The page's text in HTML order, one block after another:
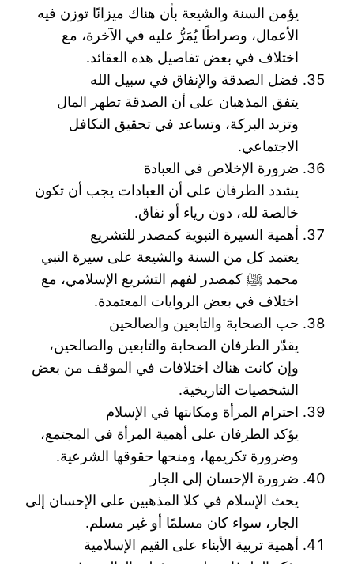
يؤمن السنة والشيعة بأن هناك ميزانًا توزن فيه
الأعمال، وصراطًا يُمَرُّ عليه في الآخرة، مع
اختلاف في بعض تفاصيل هذه العقائد.
فضل الصدقة والإنفاق في سبيل الله
يتفق المذهبان على أن الصدقة تطهر المال
وتزيد البركة، وتساعد في تحقيق التكافل
الاجتماعي.
ضرورة الإخلاص في العبادة
يشدد الطرفان على أن العبادات يجب أن تكون
خالصة لله، دون رياء أو نفاق.
أهمية السيرة النبوية كمصدر للتشريع
يعتمد كل من السنة والشيعة على سيرة النبي
محمد ﷺ كمصدر لفهم التشريع الإسلامي، مع
اختلاف في بعض الروايات المعتمدة.
حب الصحابة والتابعين والصالحين
يقدّر الطرفان الصحابة والتابعين والصالحين،
وإن كانت هناك اختلافات في الموقف من بعض
الشخصيات التاريخية.
احترام المرأة ومكانتها في الإسلام
يؤكد الطرفان على أهمية المرأة في المجتمع،
وضرورة تكريمها، ومنحها حقوقها الشرعية.
ضرورة الإحسان إلى الجار
يحث الإسلام في كلا المذهبين على الإحسان إلى
الجار، سواء كان مسلمًا أو غير مسلم.
أهمية تربية الأبناء على القيم الإسلامية